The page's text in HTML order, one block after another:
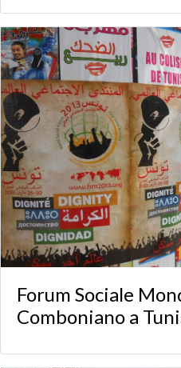
Forum Sociale
Comboniano a